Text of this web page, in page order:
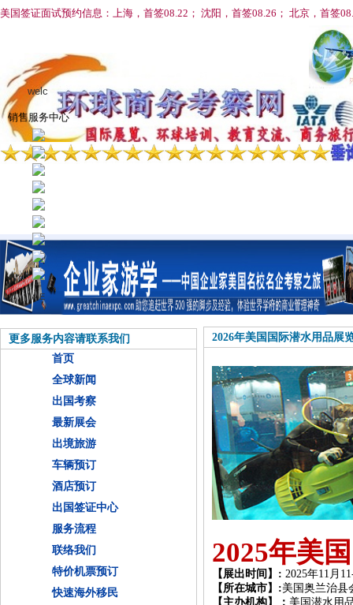
美国签证面试预约信息：上海，首签08.22； 沈阳，首签08.26； 北京，首签08
世界500强考察
更多服务内容请联系我们
首页
全球新闻
出国考察
最新展会
出境旅游
车辆预订
酒店预订
出国签证中心
服务流程
联络我们
特价机票预订
快速海外移民
2026年美国国际潜水用品展
2025年美
【展出时间】 : 2025年11月
【所在城市】 :美国 奥兰治县
【 主办机构】： 美国潜水用
welc
销售服务中心
AIE